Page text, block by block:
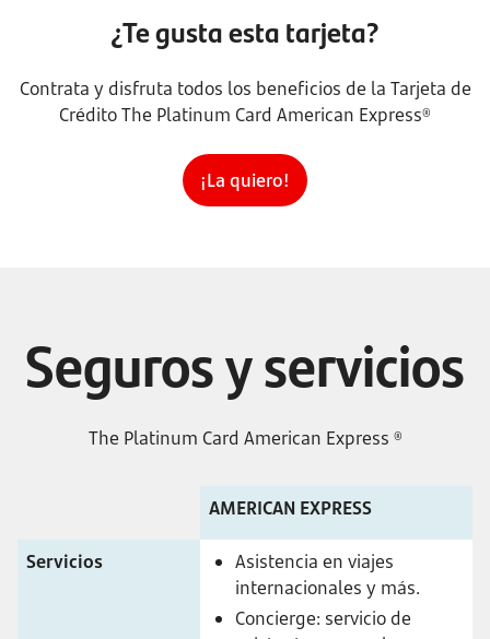
¿Te gusta esta tarjeta?
Contrata y disfruta todos los beneficios de la Tarjeta de
Crédito The Platinum Card American Express®
¡La quiero!
Seguros y servicios
The Platinum Card American Express ®
AMERICAN EXPRESS
Servicios
Asistencia en viajes
internacionales y más.
Concierge: servicio de